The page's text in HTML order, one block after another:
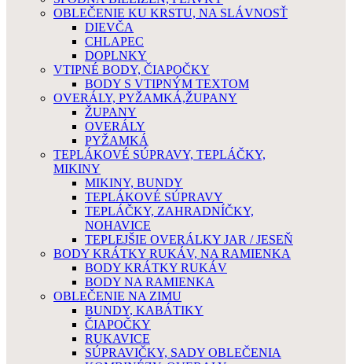
OBLEČENIE KU KRSTU, NA SLÁVNOSŤ
DIEVČA
CHLAPEC
DOPLNKY
VTIPNÉ BODY, ČIAPOČKY
BODY S VTIPNÝM TEXTOM
OVERÁLY, PYŽAMKÁ,ŽUPANY
ŽUPANY
OVERÁLY
PYŽAMKÁ
TEPLÁKOVÉ SÚPRAVY, TEPLÁČKY,
MIKINY
MIKINY, BUNDY
TEPLÁKOVÉ SÚPRAVY
TEPLÁČKY, ZAHRADNÍČKY,
NOHAVICE
TEPLEJŠIE OVERÁLKY JAR / JESEŇ
BODY KRÁTKY RUKÁV, NA RAMIENKA
BODY KRÁTKY RUKÁV
BODY NA RAMIENKA
OBLEČENIE NA ZIMU
BUNDY, KABÁTIKY
ČIAPOČKY
RUKAVICE
SÚPRAVIČKY, SADY OBLEČENIA